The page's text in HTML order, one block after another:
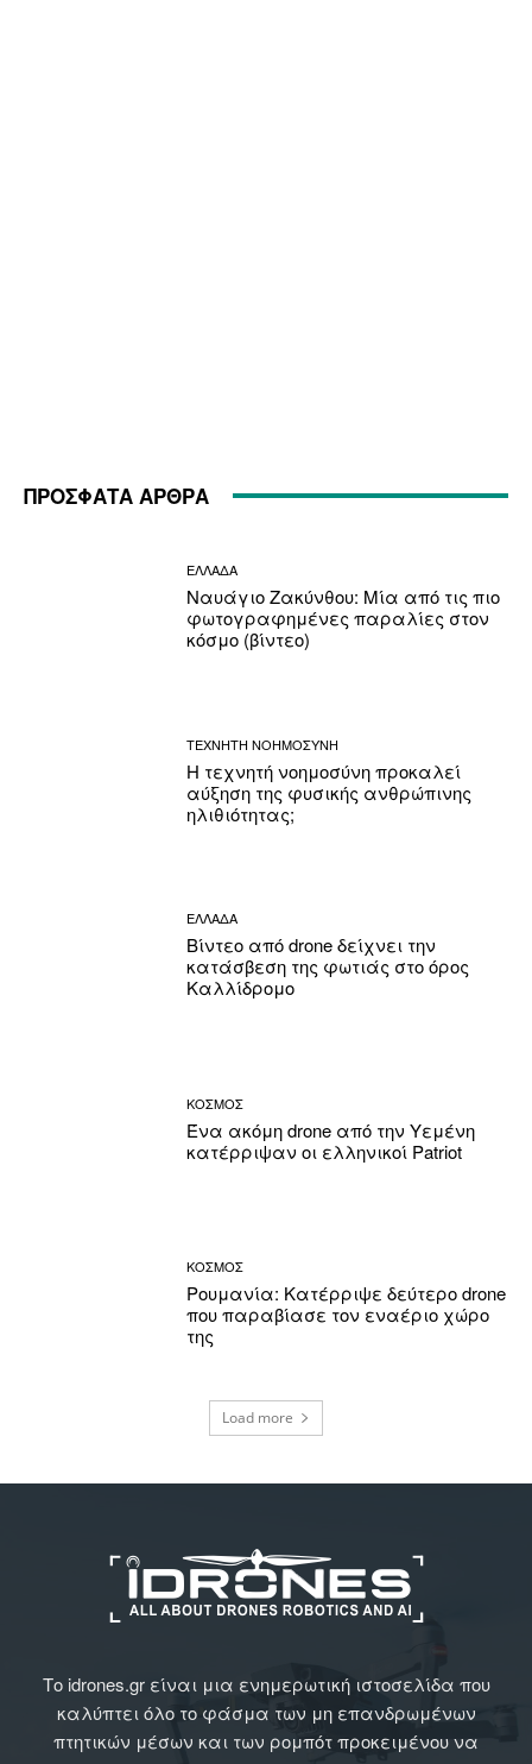
ΠΡΟΣΦΑΤΑ ΑΡΘΡΑ
ΕΛΛΑΔΑ
Ναυάγιο Ζακύνθου: Μία από τις πιο
φωτογραφημένες παραλίες στον
κόσμο (βίντεο)
ΤΕΧΝΗΤΗ ΝΟΗΜΟΣΥΝΗ
Η τεχνητή νοημοσύνη προκαλεί
αύξηση της φυσικής ανθρώπινης
ηλιθιότητας;
ΕΛΛΑΔΑ
Βίντεο από drone δείχνει την
κατάσβεση της φωτιάς στο όρος
Καλλίδρομο
ΚΟΣΜΟΣ
Ένα ακόμη drone από την Υεμένη
κατέρριψαν οι ελληνικοί Patriot
ΚΟΣΜΟΣ
Ρουμανία: Κατέρριψε δεύτερο drone
που παραβίασε τον εναέριο χώρο
της
Load more
Το idrones.gr είναι μια ενημερωτική ιστοσελίδα που
καλύπτει όλο το φάσμα των μη επανδρωμένων
πτητικών μέσων και των ρομπότ προκειμένου να